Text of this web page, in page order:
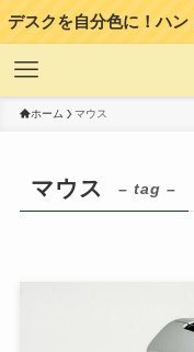
デスクを自分色に！ハ
ホーム マウス
マウス – tag –